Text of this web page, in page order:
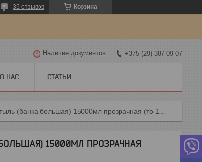
Корзина
35 отзывов
Наличие документов +375 (29) 387-09-07
О НАС СТАТЬИ
15000МЛ ПРОЗРАЧНАЯ